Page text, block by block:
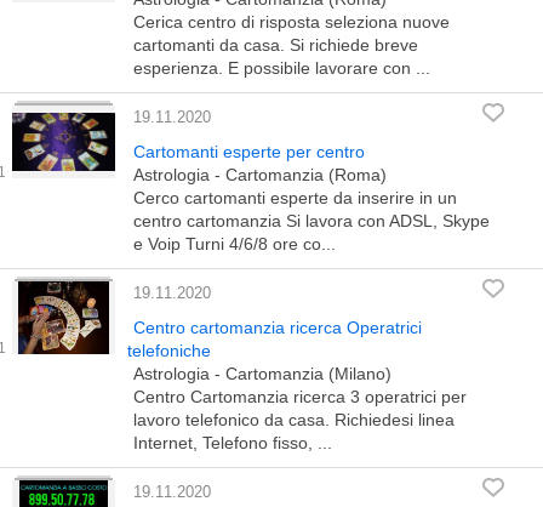
Cerica centro di risposta seleziona nuove
cartomanti da casa. Si richiede breve
esperienza. E possibile lavorare con ...
19.11.2020
Cartomanti esperte per centro
Astrologia - Cartomanzia (Roma)
Cerco cartomanti esperte da inserire in un
centro cartomanzia Si lavora con ADSL, Skype
e Voip Turni 4/6/8 ore co...
19.11.2020
Centro cartomanzia ricerca Operatrici
telefoniche
Astrologia - Cartomanzia (Milano)
Centro Cartomanzia ricerca 3 operatrici per
lavoro telefonico da casa. Richiedesi linea
Internet, Telefono fisso, ...
19.11.2020